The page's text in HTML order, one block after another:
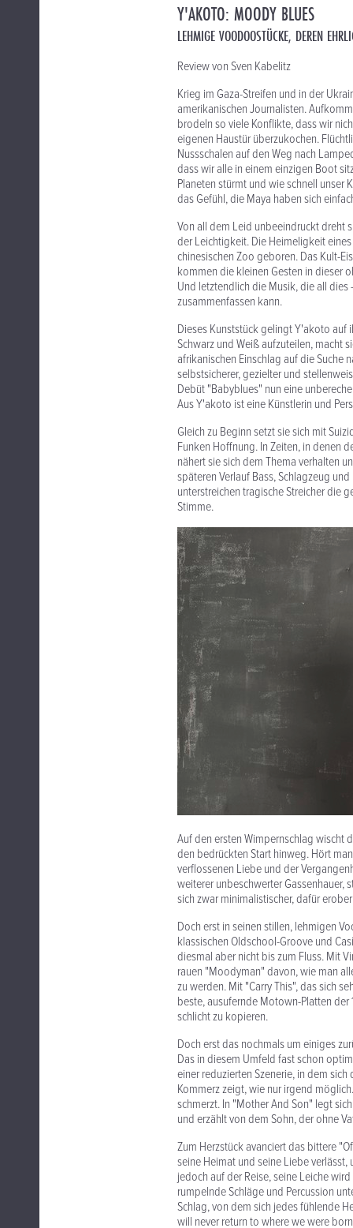
Y'AKOTO: MOODY BLUES
LEHMIGE VOODOOSTÜCKE, DEREN
Review von Sven Kabelitz
Krieg im Gaza-Streifen und in der
amerikanischen Journalisten.
brodeln so viele Konflikte, dass wir
eigenen Haustür überzukochen.
Nussschalen auf den Weg nach
dass wir alle in einem einzigen Boot
Planeten stürmt und wie schnell unser
das Gefühl, die Maya haben sich
Von all dem Leid unbeeindruckt dreht
der Leichtigkeit. Die Heimeligkeit
chinesischen Zoo geboren. Das Kult-
kommen die kleinen Gesten in dieser
Und letztendlich die Musik, die all
zusammenfassen kann.
Dieses Kunststück gelingt Y'akoto auf
Schwarz und Weiß aufzuteilen, macht
afrikanischen Einschlag auf die Suche
selbstsicherer, gezielter und
Debüt "Babyblues" nun eine
Aus Y'akoto ist eine Künstlerin und
Gleich zu Beginn setzt sie sich mit
Funken Hoffnung. In Zeiten, in denen
nähert sie sich dem Thema verhalten
späteren Verlauf Bass, Schlagzeug
unterstreichen tragische Streicher die
Stimme.
Auf den ersten Wimpernschlag wischt
den bedrückten Start hinweg. Hört
verflossenen Liebe und der
weiterer unbeschwerter Gassenhauer,
sich zwar minimalistischer, dafür
Doch erst in seinen stillen, lehmigen
klassischen Oldschool-Groove und
diesmal aber nicht bis zum Fluss. Mit
rauen "Moodyman" davon, wie man
zu werden. Mit "Carry This", das sich
beste, ausufernde Motown-Platten der
schlicht zu kopieren.
Doch erst das nochmals um einiges
Das in diesem Umfeld fast schon
einer reduzierten Szenerie, in dem
Kommerz zeigt, wie nur irgend
schmerzt. In "Mother And Son" legt
und erzählt von dem Sohn, der ohne
Zum Herzstück avanciert das bittere
seine Heimat und seine Liebe
jedoch auf der Reise, seine Leiche
rumpelnde Schläge und Percussion
Schlag, von dem sich jedes fühlende
will never return to where we were